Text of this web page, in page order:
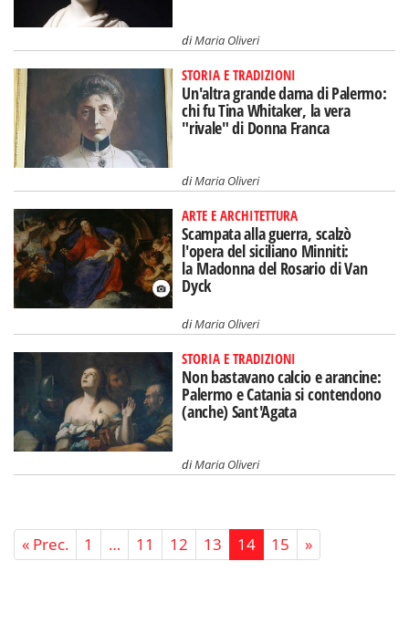
diMaria Oliveri
STORIA E TRADIZIONI
Un'altra grande dama di Palermo:
chi fu Tina Whitaker, la vera
"rivale" di Donna Franca
diMaria Oliveri
ARTE E ARCHITETTURA
Scampata alla guerra, scalzò
l'opera del siciliano Minniti:
la Madonna del Rosario di Van
Dyck
diMaria Oliveri
STORIA E TRADIZIONI
Non bastavano calcio e arancine:
Palermo e Catania si contendono
(anche) Sant'Agata
diMaria Oliveri
« Prec. 1 … 11 12 13 14 15 »